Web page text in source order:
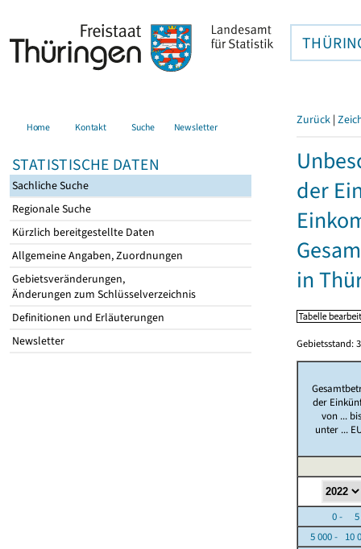
Home Kontakt Suche Newsletter
STATISTISCHE DATEN
Sachliche Suche
Regionale Suche
Kürzlich bereitgestellte Daten
Allgemeine Angaben, Zuordnungen
Gebietsveränderungen,
Änderungen zum Schlüsselverzeichnis
Definitionen und Erläuterungen
Newsletter
Zurück |
der
in
Gebietsstand:
der
von ...
unter ...
0 - 5
5 000 - 10